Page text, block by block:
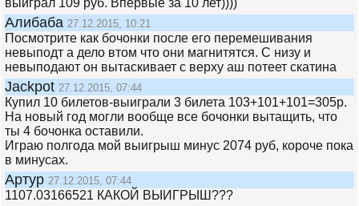
выиграл 109 руб. Впервые за 10 лет))))
Алибаба 27.12.2015, 10:21
Посмотрите как бочонки после его перемешивания
невыподт а дело втом что они магнитятся. С низу и
невыподают он вытаскивает с верху аш потеет скатина
Jackpot 27.12.2015, 07:44
Купил 10 билетов-выиграли 3 билета 103+101+101=305р.
На новый год могли вообще все бочонки вытащить, что
ты 4 бочонка оставили.
Играю полгода мой выигрыш минус 2074 руб, короче пока
в минусах.
Артур 27.12.2015, 07:44
1107.03166521 КАКОЙ ВЫИГРЫШ???